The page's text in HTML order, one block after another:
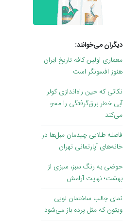
دیگران می‌خوانند:
معماری اولین کافه تاریخ ایران
هنوز افسونگر است
نکاتی که حین راه‌اندازی کولر
آبی خطر برق‌گرفتگی را محو
می‌کند
فاصله طلایی چیدمان مبل‌ها در
خانه‌های آپارتمانی تهران
حوضی به رنگ سبز، سبزی از
بهشت؛ نهایت آرامش
نمای جالب ساختمان لویی
ویتون که مثل پرده باز می‌شود